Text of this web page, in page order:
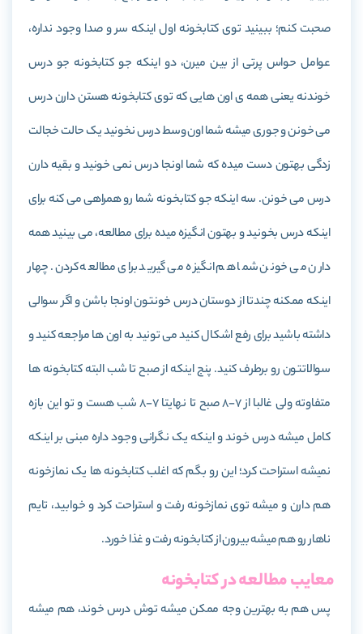
صحبت کنم؛ ببینید توی کتابخونه اول اینکه سر و صدا وجود نداره،
عوامل حواس پرتی از بین میرن، دو اینکه جو کتابخونه جو درس
خوندنه یعنی همه ی اون هایی که توی کتابخونه هستن دارن درس
می خونن و جوری میشه شما اون وسط درس نخونید یک حالت خجالت
زدگی بهتون دست میده که شما اونجا درس نمی خونید و بقیه دارن
درس می خونن. سه اینکه جو کتابخونه شما رو همراهی می کنه برای
اینکه درس بخونید و بهتون انگیزه میده برای مطالعه، می بینید همه
دارن می خونن شما هم انگیزه می گیرید برای مطالعه کردن. چهار
اینکه ممکنه چندتا از دوستان درس خونتون اونجا باشن و اگر سوالی
داشته باشید برای رفع اشکال کنید می تونید به اون ها مراجعه کنید و
سوالاتتون رو برطرف کنید. پنج اینکه از صبح تا شب البته کتابخونه ها
متفاوته ولی غالبا از 7-8 صبح تا نهایتا 7-8 شب هست و تو این بازه
کامل میشه درس خوند و اینکه یک نگرانی وجود داره مبنی بر اینکه
نمیشه استراحت کرد؛ این رو بگم که اغلب کتابخونه ها یک نمازخونه
هم دارن و میشه توی نمازخونه رفت و استراحت کرد و خوابید، تایم
ناهار رو هم میشه بیرون از کتابخونه رفت و غذا خورد.
معایب مطالعه در کتابخونه
پس هم به بهترین وجه ممکن میشه توش درس خوند، هم میشه